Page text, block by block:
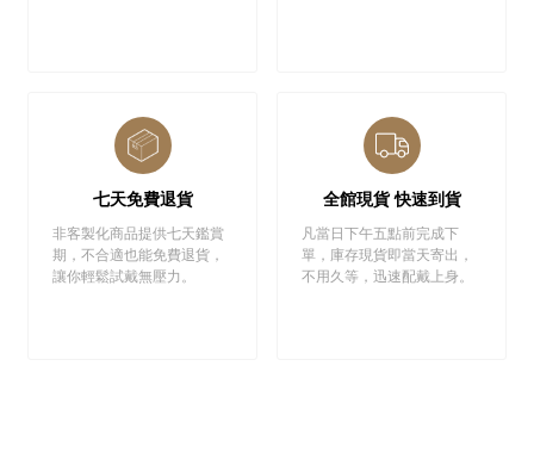
七天免費退貨
非客製化商品提供七天鑑賞
期，不合適也能免費退貨，
讓你輕鬆試戴無壓力。
全館現貨 快速到貨
凡當日下午五點前完成下
單，庫存現貨即當天寄出，
不用久等，迅速配戴上身。